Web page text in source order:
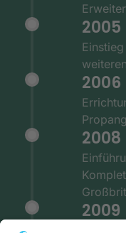
2005
2006
2008
2009